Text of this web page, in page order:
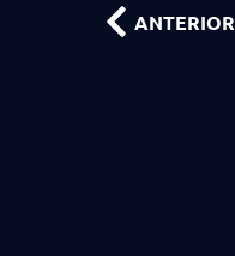
ANTERIOR